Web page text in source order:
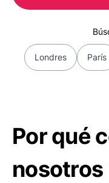
Londres París
Por qué
nosotros